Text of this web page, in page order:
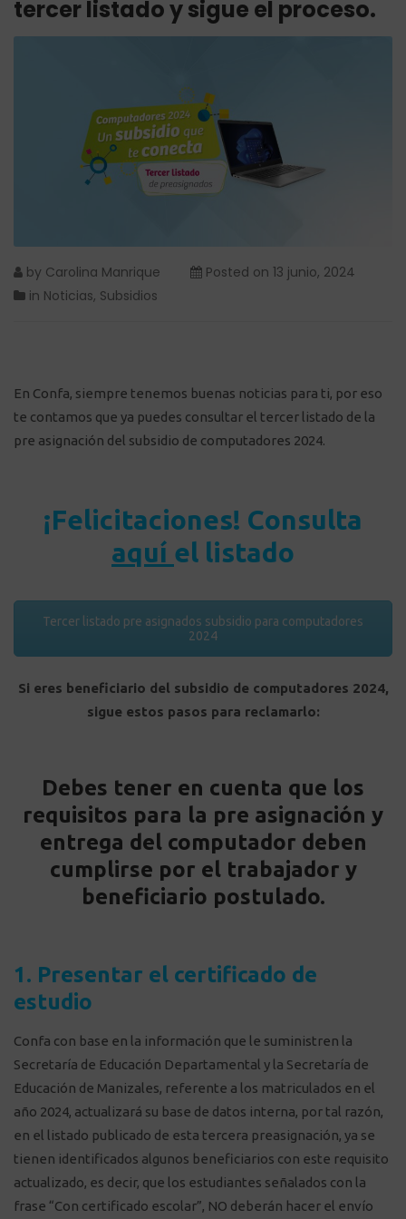
tercer listado y sigue el proceso.
by Carolina Manrique Posted on 13 junio, 2024
in Noticias, Subsidios
En Confa, siempre tenemos buenas noticias para ti, por eso
te contamos que ya puedes consultar el tercer listado de la
pre asignación del subsidio de computadores 2024.
¡Felicitaciones! Consulta
aquí el listado
Tercer listado pre asignados subsidio para computadores
2024
Si eres beneficiario del subsidio de computadores 2024,
sigue estos pasos para reclamarlo:
Debes tener en cuenta que los
requisitos para la pre asignación y
entrega del computador deben
cumplirse por el trabajador y
beneficiario postulado.
1. Presentar el certificado de
estudio
Confa con base en la información que le suministren la
Secretaría de Educación Departamental y la Secretaría de
Educación de Manizales, referente a los matriculados en el
año 2024, actualizará su base de datos interna, por tal razón,
en el listado publicado de esta tercera preasignación, ya se
tienen identificados algunos beneficiarios con este requisito
actualizado, es decir, que los estudiantes señalados con la
frase “Con certificado escolar”, NO deberán hacer el envío